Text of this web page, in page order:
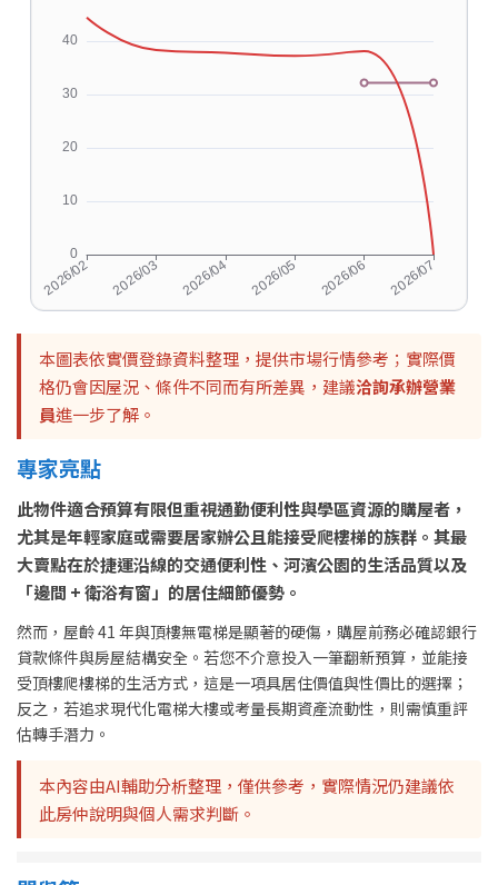
本圖表依實價登錄資料整理，提供市場行情參考；實際價
格仍會因屋況、條件不同而有所差異，建議洽詢承辦營業
員進一步了解。
專家亮點
此物件適合預算有限但重視通勤便利性與學區資源的購屋者，
尤其是年輕家庭或需要居家辦公且能接受爬樓梯的族群。其最
大賣點在於捷運沿線的交通便利性、河濱公園的生活品質以及
「邊間 + 衛浴有窗」的居住細節優勢。
然而，屋齡 41 年與頂樓無電梯是顯著的硬傷，購屋前務必確認銀行
貸款條件與房屋結構安全。若您不介意投入一筆翻新預算，並能接
受頂樓爬樓梯的生活方式，這是一項具居住價值與性價比的選擇；
反之，若追求現代化電梯大樓或考量長期資產流動性，則需慎重評
估轉手潛力。
本內容由AI輔助分析整理，僅供參考，實際情況仍建議依
此房仲說明與個人需求判斷。